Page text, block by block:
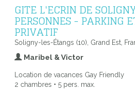
GITE L'ECRIN DE
PERSONNES - PARKING
PRIVATIF
Soligny-les-Étangs (10), Grand Est,
Maribel & Victor
Location de vacances Gay Friendly
2 chambres • 5 pers. max.